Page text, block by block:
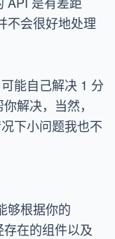
不会很好地处理
能自己解决 1 分
解决，当然，
下小问题我也不
够根据你的
在的组件以及